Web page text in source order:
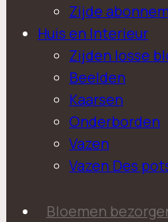
Zijde
Huis en Interieur
Zijden losse
Beelden
Kaarsen
Onderborden
Vazen
Vazen Des
Bloemen